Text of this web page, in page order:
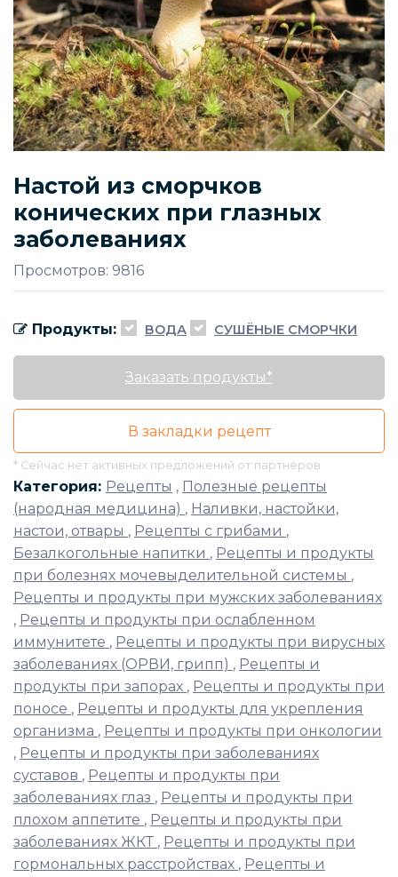
Настой из сморчков
конических при глазных
заболеваниях
Просмотров: 9816
Продукты: ВОДА СУШЁНЫЕ СМОРЧКИ
Заказать продукты*
В закладки рецепт
* Сейчас нет активных предложений от партнёров
Категория: Рецепты , Полезные рецепты
(народная медицина) , Наливки, настойки,
настои, отвары , Рецепты с грибами ,
Безалкогольные напитки , Рецепты и продукты
при болезнях мочевыделительной системы ,
Рецепты и продукты при мужских заболеваниях
, Рецепты и продукты при ослабленном
иммунитете , Рецепты и продукты при вирусных
заболеваниях (ОРВИ, грипп) , Рецепты и
продукты при запорах , Рецепты и продукты при
поносе , Рецепты и продукты для укрепления
организма , Рецепты и продукты при онкологии
, Рецепты и продукты при заболеваниях
суставов , Рецепты и продукты при
заболеваниях глаз , Рецепты и продукты при
плохом аппетите , Рецепты и продукты при
заболеваниях ЖКТ , Рецепты и продукты при
гормональных расстройствах , Рецепты и